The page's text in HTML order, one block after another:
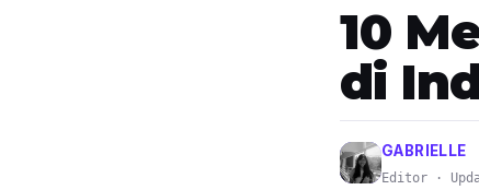
10
di
GABRIELLE
Editor ·